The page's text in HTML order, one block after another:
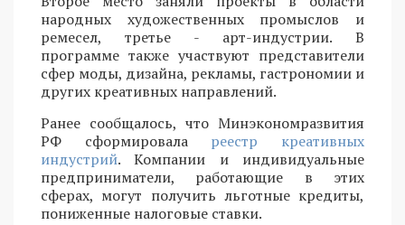
народных художественных промыслов и
ремесел, третье - арт-индустрии. В
программе также участвуют представители
сфер моды, дизайна, рекламы, гастрономии и
других креативных направлений.
Ранее сообщалось, что Минэкономразвития
РФ сформировала реестр креативных
индустрий. Компании и индивидуальные
предприниматели, работающие в этих
сферах, могут получить льготные кредиты,
пониженные налоговые ставки.